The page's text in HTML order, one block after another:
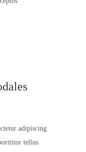
adipiscing
tellus